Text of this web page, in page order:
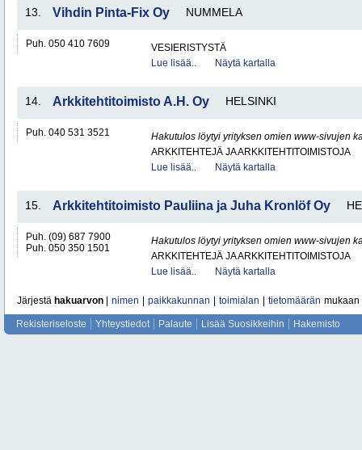
13. Vihdin Pinta-Fix Oy NUMMELA
Puh. 050 410 7609
VESIERISTYSTÄ
Lue lisää..
Näytä kartalla
14. Arkkitehtitoimisto A.H. Oy HELSINKI
Puh. 040 531 3521
Hakutulos löytyi yrityksen omien www-sivujen
ARKKITEHTEJÄ JA ARKKITEHTITOIMISTOJA
Lue lisää..
Näytä kartalla
15. Arkkitehtitoimisto Pauliina ja Juha Kronlöf Oy
Puh. (09) 687 7900
Puh. 050 350 1501
Hakutulos löytyi yrityksen omien www-sivujen
ARKKITEHTEJÄ JA ARKKITEHTITOIMISTOJA
Lue lisää..
Näytä kartalla
Järjestä hakuarvon nimen paikkakunnan toimialan tietomäärän mukaan
Rekisteriseloste Yhteystiedot Palaute Lisää Suosikkeihin Hakemisto